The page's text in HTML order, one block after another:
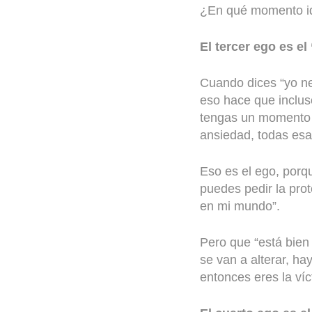
¿En qué momento
El tercer ego es el
Cuando dices “yo
eso hace que
tengas un
ansiedad, todas
Eso es el ego,
puedes pedir la
en mi mundo”.
Pero que “está
se van a alterar,
entonces eres la